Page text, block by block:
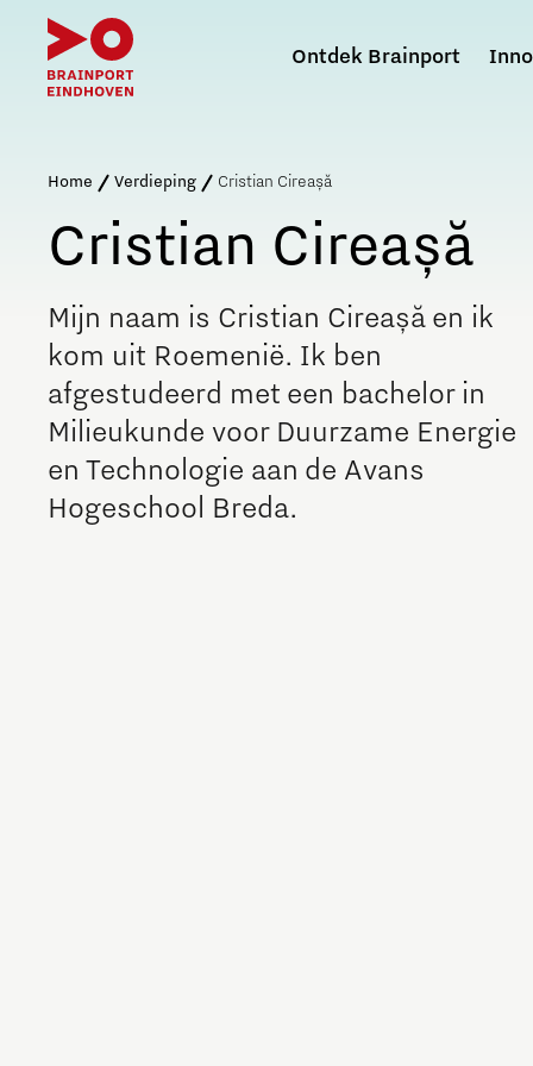
Ontdek Brainport
Wat is Brainport Eindhoven?
Gezamenlijke agenda
Doorontwikkeling regio
Brainport Innovation and Technology for Security
NAVO DIANA Accelerator
Energy
Aantrekken en behouden van talent
Internationaal talent aantrekken en behouden
Hoe werken de jobportals
Reskilling in Brainport
Platform Brainport voor Onderwijs
Techkwadraat
Hybride Docenten in Brainport
PSV Brainport Scholenchallenge
Vereniging van werkgevers
Sociale Brainport Agenda
Lidmaatschap
Programmabureau
Meerjarenplan 2025-2032
Verkenning diversificatiestrategie
Brainport Monitor voor de meest actuele cijfers
Home Verdieping Cristian Cireașă
Cristian Cireașă
Mijn naam is Cristian Cireașă en ik
kom uit Roemenië. Ik ben
afgestudeerd met een bachelor in
Milieukunde voor Duurzame Energie
en Technologie aan de Avans
Hogeschool Breda.